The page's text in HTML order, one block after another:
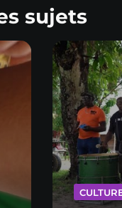
sujets